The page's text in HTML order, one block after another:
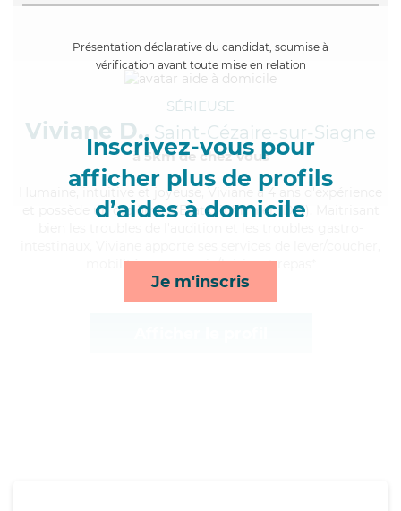
Présentation déclarative du candidat, soumise à
vérification avant toute mise en relation
Inscrivez-vous pour
afficher plus de profils
d’aides à domicile
Je m'inscris
SÉRIEUSE
Viviane D., Saint-Cézaire-sur-Siagne
à 5km de chez Vous
, intuitive et joyeuse, Viviane a 4 ans d'expérience
et possède un diplôme d'Etat d'infirmier (DEI). Maitrisant
mobilité, compagnie/loisirs et repas*